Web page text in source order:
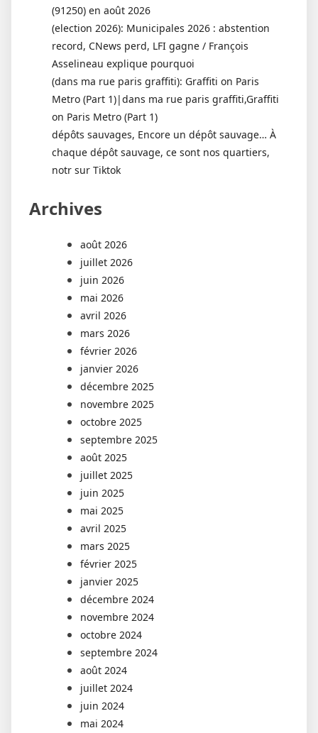
(91250) en août 2026
(election 2026): Municipales 2026 : abstention
record, CNews perd, LFI gagne / François
Asselineau explique pourquoi
(dans ma rue paris graffiti): Graffiti on Paris
Metro (Part 1)|dans ma rue paris graffiti,Graffiti
on Paris Metro (Part 1)
dépôts sauvages, Encore un dépôt sauvage… À
chaque dépôt sauvage, ce sont nos quartiers,
notr sur Tiktok
Archives
août 2026
juillet 2026
juin 2026
mai 2026
avril 2026
mars 2026
février 2026
janvier 2026
décembre 2025
novembre 2025
octobre 2025
septembre 2025
août 2025
juillet 2025
juin 2025
mai 2025
avril 2025
mars 2025
février 2025
janvier 2025
décembre 2024
novembre 2024
octobre 2024
septembre 2024
août 2024
juillet 2024
juin 2024
mai 2024